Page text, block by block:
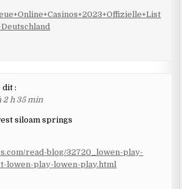
dit :
2 h 35 min
siloam springs
read-blog/32720_lowen-play-
lowen-play-lowen-play.html